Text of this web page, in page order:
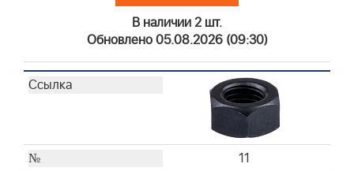
В наличии 2 шт.
Обновлено 05.08.2026 (09:30)
11